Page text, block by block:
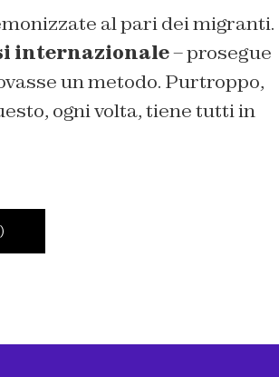
al pari dei migranti.
internazionale– prosegue
un metodo. Purtroppo,
ogni volta, tiene tutti in